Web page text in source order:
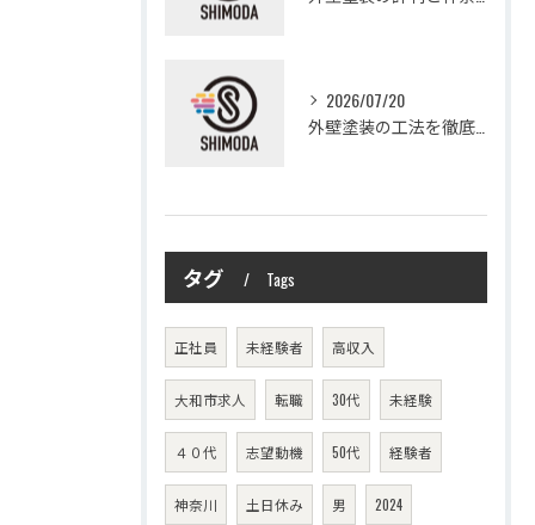
2026/07/20
タグ Tags
正社員 未経験者 高収入
大和市求人 転職 30代 未経験
４０代 志望動機 50代 経験者
神奈川 土日休み 男 2024